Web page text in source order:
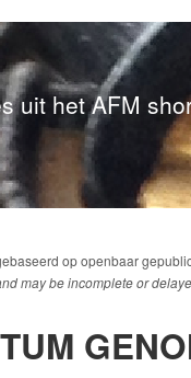
uit het AFM
op openbaar
may be incomplete or